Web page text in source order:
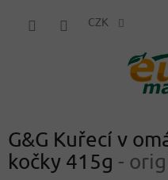
CZK
G&G Kuřecí v
kočky 415g -